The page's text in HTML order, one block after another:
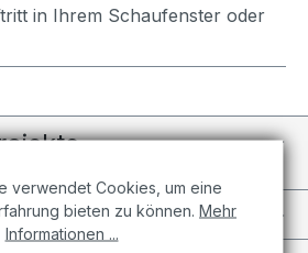
in Ihrem Schaufenster oder
verwendet Cookies, um eine
bieten zu können. Mehr
Informationen ...